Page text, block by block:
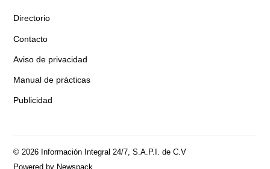
Directorio
Contacto
Aviso de privacidad
Manual de prácticas
Publicidad
© 2026 Información Integral 24/7, S.A.P.I. de C.V
Powered by Newspack